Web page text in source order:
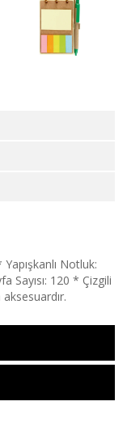
Notluk:
Sayısı: 120 * Çizgili